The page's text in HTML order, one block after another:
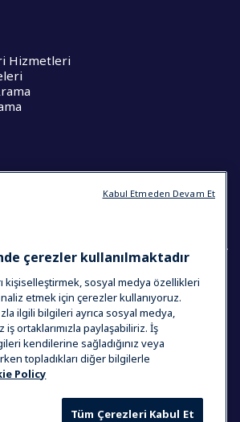
Hizmetleri
Merkezleri
AND LANGUAGE
TÜRKIYE
Hükümler & Koşullar
çerezler kullanılmaktadır
kişiselleştirmek, sosyal medya özellikleri
etmek için çerezler kullanıyoruz.
ilgili bilgileri ayrıca sosyal medya,
iş ortaklarımızla paylaşabiliriz. İş
kendilerine sağladığınız veya
topladıkları diğer bilgilerle
Policy
Tüm Çerezleri Kabul Et
Kabul Etmeden Devam Et